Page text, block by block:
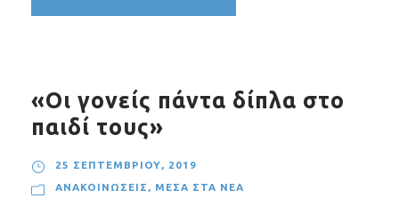
«Οι γονείς πάντα δίπλα στο
παιδί τους»
25 ΣΕΠΤΕΜΒΡΊΟΥ, 2019
ΑΝΑΚΟΙΝΏΣΕΙΣ , ΜΈΣΑ ΣΤΑ ΝΈΑ